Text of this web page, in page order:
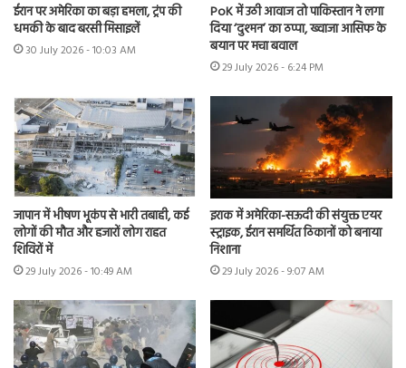
ईरान पर अमेरिका का बड़ा हमला, ट्रंप की
धमकी के बाद बरसी मिसाइलें
30 July 2026 - 10:03 AM
PoK में उठी आवाज तो पाकिस्तान ने लगा
दिया ‘दुश्मन’ का ठप्पा, ख्वाजा आसिफ के
बयान पर मचा बवाल
29 July 2026 - 6:24 PM
जापान में भीषण भूकंप से भारी तबाही, कई
लोगों की मौत और हजारों लोग राहत
शिविरों में
29 July 2026 - 10:49 AM
इराक में अमेरिका-सऊदी की संयुक्त एयर
स्ट्राइक, ईरान समर्थित ठिकानों को बनाया
निशाना
29 July 2026 - 9:07 AM